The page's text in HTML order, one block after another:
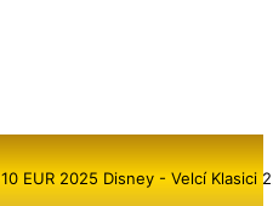
EUR 2025 Disney - Velcí Klasici